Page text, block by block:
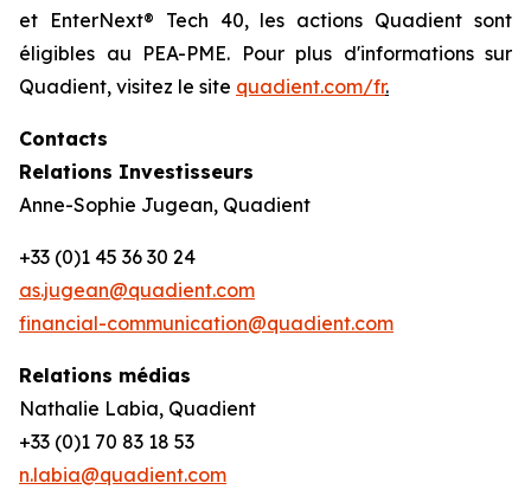
et EnterNext® Tech 40, les actions Quadient sont
éligibles au PEA-PME. Pour plus d'informations sur
Quadient, visitez le site quadient.com/fr.
Contacts
Relations Investisseurs
Anne-Sophie Jugean, Quadient
+33 (0)1 45 36 30 24
as.jugean@quadient.com
financial-communication@quadient.com
Relations médias
Nathalie Labia, Quadient
+33 (0)1 70 83 18 53
n.labia@quadient.com